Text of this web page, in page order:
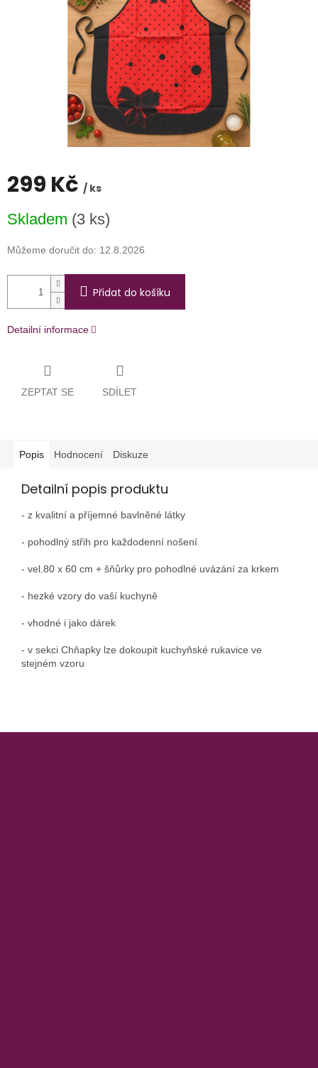
299 Kč / ks
cena:
Skladem (3 ks)
Můžeme doručit do: 12.8.2026
Přidat do košíku
Detailní informace
ZEPTAT SE SDÍLET
Popis Hodnocení Diskuze
Detailní popis produktu
- z kvalitní a příjemné bavlněné látky
- pohodlný střih pro každodenní nošení
- vel.80 x 60 cm + šňůrky pro pohodlné uvázání za krkem
- hezké vzory do vaší kuchyně
- vhodné i jako dárek
- v sekci Chňapky lze dokoupit kuchyňské rukavice ve
stejném vzoru